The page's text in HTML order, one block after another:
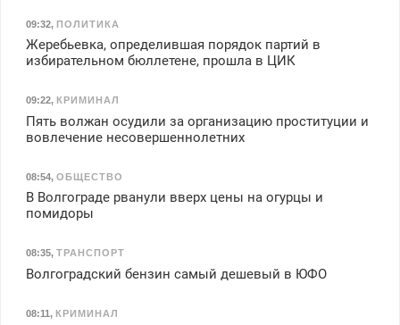
09:32, ПОЛИТИКА
Жеребьевка, определившая порядок партий в
избирательном бюллетене, прошла в ЦИК
09:22, КРИМИНАЛ
Пять волжан осудили за организацию проституции и
вовлечение несовершеннолетних
08:54, ОБЩЕСТВО
В Волгограде рванули вверх цены на огурцы и
помидоры
08:35, ТРАНСПОРТ
Волгоградский бензин самый дешевый в ЮФО
08:11, КРИМИНАЛ